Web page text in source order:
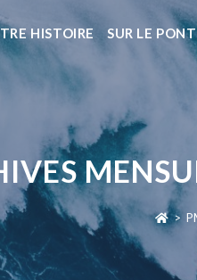
HISTOIRE SUR LE PONT
>